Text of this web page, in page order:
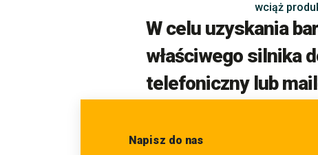
wciąż
W celu uzyskania
właściwego silnika
telefoniczny lub
Napisz do nas